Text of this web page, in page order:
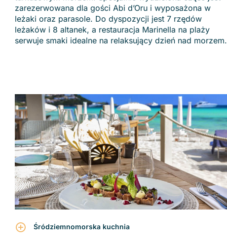
zarezerwowana dla gości Abi d’Oru i wyposażona w
leżaki oraz parasole. Do dyspozycji jest 7 rzędów
leżaków i 8 altanek, a restauracja Marinella na plaży
serwuje smaki idealne na relaksujący dzień nad morzem.
Śródziemnomorska kuchnia